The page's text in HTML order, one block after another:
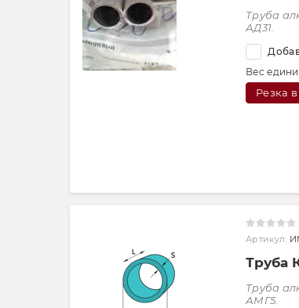
Труба
АД31.
Вес
Резка
Артикул:
Труба
Труба
АМГ5.